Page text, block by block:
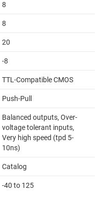
8
8
20
-8
TTL-Compatible CMOS
Push-Pull
Balanced outputs, Over-
voltage tolerant inputs,
Very high speed (tpd 5-
10ns)
Catalog
-40 to 125